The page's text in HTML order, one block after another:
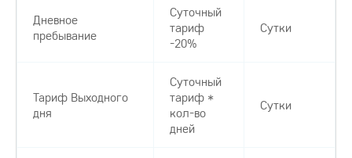
Дневное
пребывание
Суточный
тариф
-20%
Сутки
Тариф Выходного
дня
Суточный
тариф *
кол-во
дней
Сутки